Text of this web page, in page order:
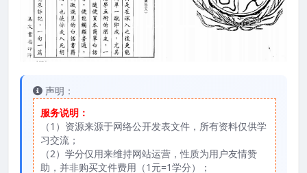
声明：
服务说明：
（1）资源来源于网络公开发表文件，所有资料仅供学
习交流；
（2）学分仅用来维持网站运营，性质为用户友情赞
助，并非购买文件费用（1元=1学分）；